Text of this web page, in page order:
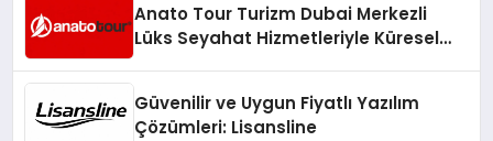
Anato Tour Turizm Dubai Merkezli
Lüks Seyahat Hizmetleriyle Küresel
Güvenilir ve Uygun Fiyatlı Yazılım
Çözümleri: Lisansline